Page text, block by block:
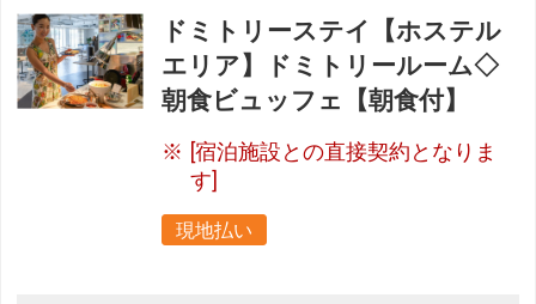
ドミトリーステイ【ホステル
エリア】ドミトリールーム◇
朝食ビュッフェ【朝食付】
[宿泊施設との直接契約となりま
す]
現地払い